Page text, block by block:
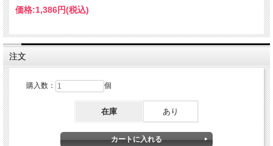
た存在感を堪能できる、まさに大人のためのジャズ映像作品。1960年代の雰囲気
をそのまま封じ込めた貴重な記録として、ジャズ・ヴォーカル愛好家はもちろん、
す。Recorded At Studio G Tokyo, Japan May 28, 1964 Sixteen Men Of Tain Looking
Glass Letter Of Marque Above And Below Water On The Brain Part 2 Zone –
Material Real Funnels Texas Julie London – Vocal Bobby Troup – Piano Red Mitchell
– Bass Mel Lewis – Drums Running Time: Approx. 47 Minutes
価格:1,386円(税込)
注文
購入数： 個
在庫 あり